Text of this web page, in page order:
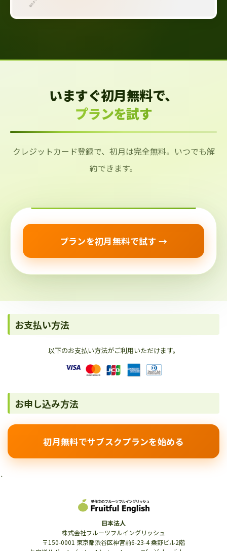
いますぐ初月無料で、
プランを試す
クレジットカード登録で、初月は完全無料。いつでも解
約できます。
プランを初月無料で試す →
お支払い方法
以下のお支払い方法がご利用いただけます。
お申し込み方法
初月無料でサブスクプランを始める
`
日本法人
株式会社フルーツフルイングリッシュ
〒150-0001 東京都渋谷区神宮前6-23-4 桑野ビル2階